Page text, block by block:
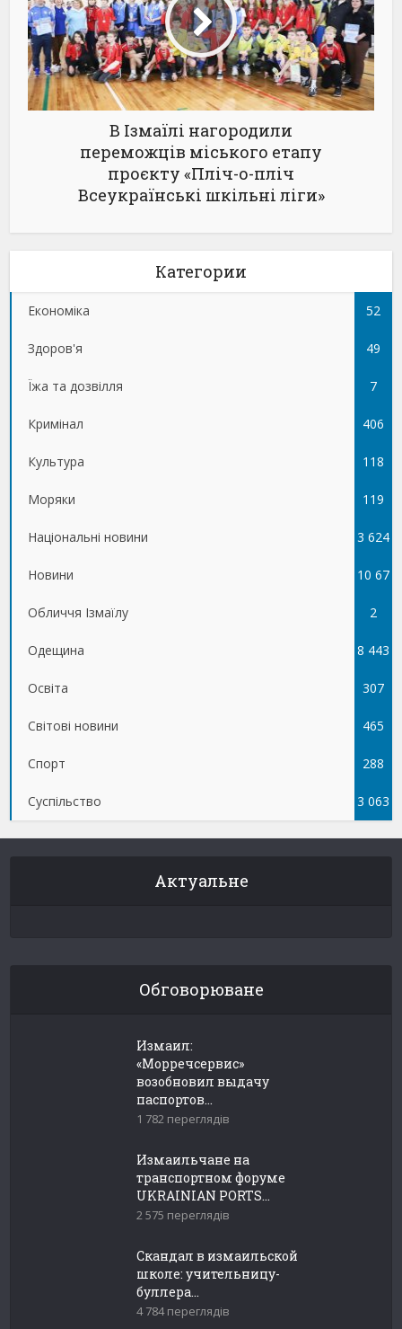
В Ізмаїлі нагородили
переможців міського етапу
проєкту «Пліч-о-пліч
Всеукраїнські шкільні ліги»
Категории
Економіка 52
Здоров'я 49
Їжа та дозвілля 7
Кримінал 406
Культура 118
Моряки 119
Національні новини 3 624
Новини 10 67
5
Обличчя Ізмаїлу 2
Одещина 8 443
Освіта 307
Світові новини 465
Спорт 288
Суспільство 3 063
Актуальне
Обговорюване
Измаил:
«Морречсервис»
возобновил выдачу
паспортов...
1 782 переглядів
Измаильчане на
транспортном форуме
UKRAINIAN PORTS...
2 575 переглядів
Скандал в измаильской
школе: учительницу-
буллера...
4 784 переглядів